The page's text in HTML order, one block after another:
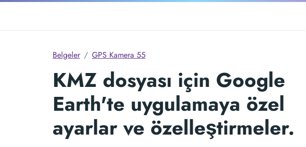
Belgeler GPS Kamera 55
KMZ dosyası için Google
Earth'te uygulamaya özel
ayarlar ve özelleştirmeler.